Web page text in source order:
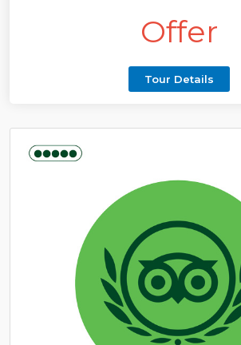
Offer
Tour Details